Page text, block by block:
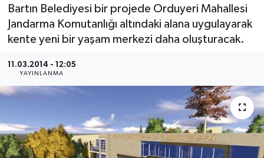
Bartın Belediyesi bir projede Orduyeri Mahallesi
Jandarma Komutanlığı altındaki alana uygulayarak
kente yeni bir yaşam merkezi daha oluşturacak.
11.03.2014 - 12:05
YAYINLANMA
Medya
Siyaset